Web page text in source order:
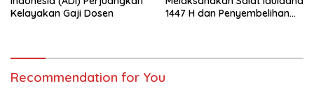
Kelayakan Gaji Dosen
1447 H dan Penyembelihan
Recommendation for You